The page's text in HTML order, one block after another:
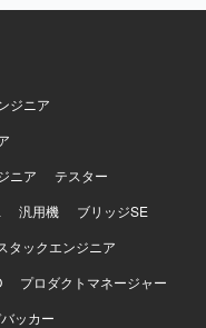
サービス企画まで主
業の立ち上げフェー
サービス企画を推
ションおよび生成AI
ます。
ジニア
ニア
テスター
汎用機
ブリッジSE
タックエンジニア
プロダクトマネージャー
ッカー